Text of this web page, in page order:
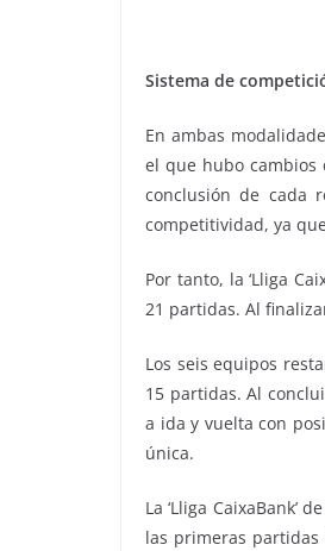
Sistema de
En ambas
el que hubo cambios
conclusión de cada
competitividad, ya
Por tanto, la ‘Lliga
21 partidas. Al
Los seis equipos
15 partidas. Al
a ida y vuelta con
única.
La ‘Lliga
las primeras partidas